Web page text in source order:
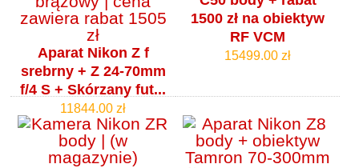
Aparat Nikon Z f
srebrny + Z 24-70mm
f/4 S + Skórzany fut...
11844.00 zł
1500 zł na obiektyw
RF VCM
15499.00 zł